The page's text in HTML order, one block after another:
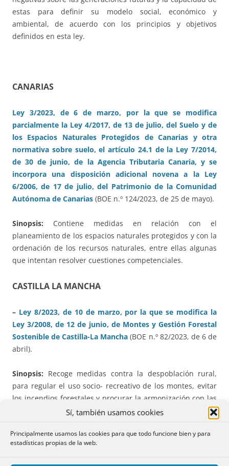
Sí, también usamos cookies
Principalmente usamos las cookies para que todo funcione bien y para
estadísticas propias de la web.
estas para definir su modelo social, económico y
ambiental, de acuerdo con los principios y objetivos
definidos en esta ley.
CANARIAS
Ley 3/2023, de 6 de marzo, por la que se modifica
parcialmente la Ley 4/2017, de 13 de julio, del Suelo y de
los Espacios Naturales Protegidos de Canarias y otra
normativa sobre suelo, el artículo 24.1 de la Ley 7/2014,
de 30 de junio, de la Agencia Tributaria Canaria, y se
incorpora una disposición adicional novena a la Ley
6/2006, de 17 de julio, del Patrimonio de la Comunidad
Autónoma de Canarias (BOE n.º 124/2023, de 25 de mayo).
Sinopsis: Contiene medidas en relación con el
planeamiento de los espacios naturales protegidos y con la
ordenación de los recursos naturales, entre ellas algunas
que intentan resolver cuestiones competenciales.
CASTILLA LA MANCHA
– Ley 8/2023, de 10 de marzo, por la que se modifica la
Ley 3/2008, de 12 de junio, de Montes y Gestión Forestal
Sostenible de Castilla-La Mancha(BOE n.º 82/2023, de 6 de
abril).
Sinopsis: Recoge medidas contra la despoblación rural,
para regular el uso socio- recreativo de los montes, evitar
los incendios forestales y procurar la armonización con las
diferentes estrategias y normas de la Unión Europea.
⇒Seránindivisibles, salvo por causa no imputable a la
persona propietaria, las parcelas forestales o de monte